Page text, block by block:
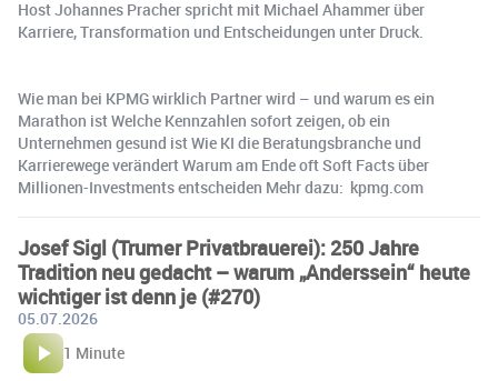
Host Johannes Pracher spricht mit Michael Ahammer über
Karriere, Transformation und Entscheidungen unter Druck.
Wie man bei KPMG wirklich Partner wird – und warum es ein
Marathon ist Welche Kennzahlen sofort zeigen, ob ein
Unternehmen gesund ist Wie KI die Beratungsbranche und
Karrierewege verändert Warum am Ende oft Soft Facts über
Millionen-Investments entscheiden Mehr dazu: kpmg.com
Josef Sigl (Trumer Privatbrauerei): 250 Jahre
Tradition neu gedacht – warum „Anderssein“ heute
wichtiger ist denn je (#270)
05.07.2026
1 Minute